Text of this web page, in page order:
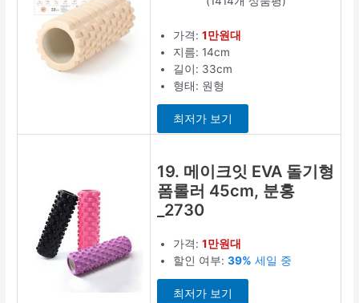
가격:1만원대
지름: 14cm
길이: 33cm
형태: 원형
최저가 보기
19. 메이크잇 EVA 돌기형
폼롤러 45cm, 분홍
_2730
가격:1만원대
할인 여부:39% 세일 중
최저가 보기